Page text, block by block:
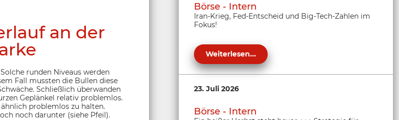
an der
runden Niveaus werden
Fall mussten die Bullen diese
Schließlich überwanden
Geplänkel relativ problemlos.
problemlos zu halten.
noch darunter (siehe Pfeil).
Börse - Intern
Iran-Krieg, Fed-Entscheid und Big-Tech-Zahlen im
Fokus!
Weiterlesen...
23. Juli 2026
Börse - Intern